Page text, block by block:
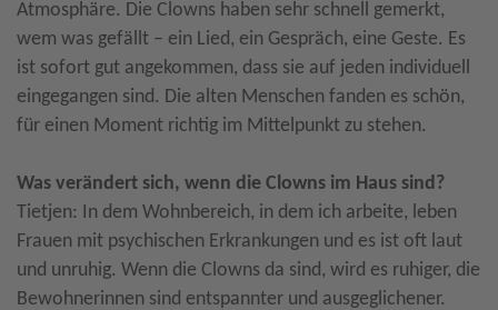
Atmosphäre. Die Clowns haben sehr schnell gemerkt,
wem was gefällt – ein Lied, ein Gespräch, eine Geste. Es
ist sofort gut angekommen, dass sie auf jeden individuell
eingegangen sind. Die alten Menschen fanden es schön,
für einen Moment richtig im Mittelpunkt zu stehen.
Was verändert sich, wenn die Clowns im Haus sind?
Tietjen: In dem Wohnbereich, in dem ich arbeite, leben
Frauen mit psychischen Erkrankungen und es ist oft laut
und unruhig. Wenn die Clowns da sind, wird es ruhiger, die
Bewohnerinnen sind entspannter und ausgeglichener.